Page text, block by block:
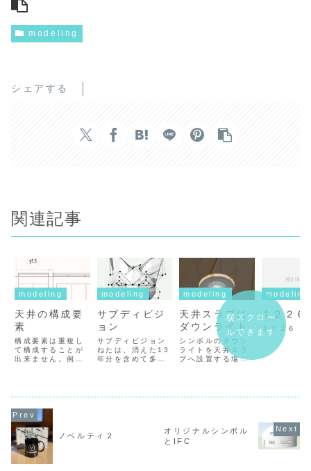
modeling
シェアする
関連記事
modeling
天井の構成要
素
構成要素は重複し
て構成することが
出来ません。例え
に断熱材が入るの
で、野縁高さが45
だとするとその分
だけ隙間が出来ま
す。コレは断熱材
の施工上不可で
modeling
サブディビジ
ョン
サブディビジョン
ねたは、消えた13
年分を含めて多分
しながらなのでタ
イムプラスです。
modeling
天井スラブに
ダウンライト
シンボルのダウン
ライトを天井スラ
ブへ設置する場
なくなります。こ
れを解決します。
modeling
１２２６
１２２６
横スクロー
ルできます
ノベルティ２
オリジナルシンボル
とIFC